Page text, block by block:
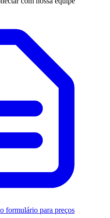
formulário para preços